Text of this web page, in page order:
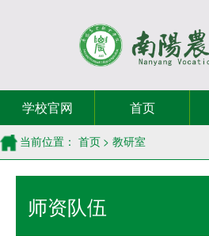
学校官网 首页
当前位置： 首页 >教研室
师资队伍